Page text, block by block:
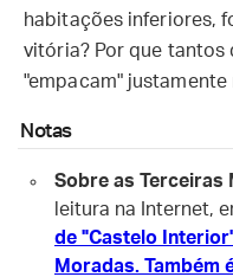
habitações inferiores,
vitória? Por que tantos
"empacam" justamente
Notas
Sobre as Terceiras
leitura na Internet,
de "Castelo
Moradas. Também